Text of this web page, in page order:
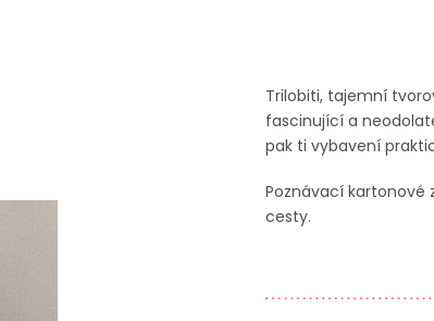
Trilobiti, tajemní
fascinující a
pak ti vybavení
Poznávací kartonové
cesty.